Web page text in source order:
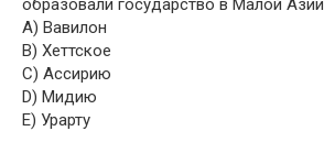
образовали государство в Малой Азии
A) Вавилон
B) Хеттское
C) Ассирию
D) Мидию
E) Урарту